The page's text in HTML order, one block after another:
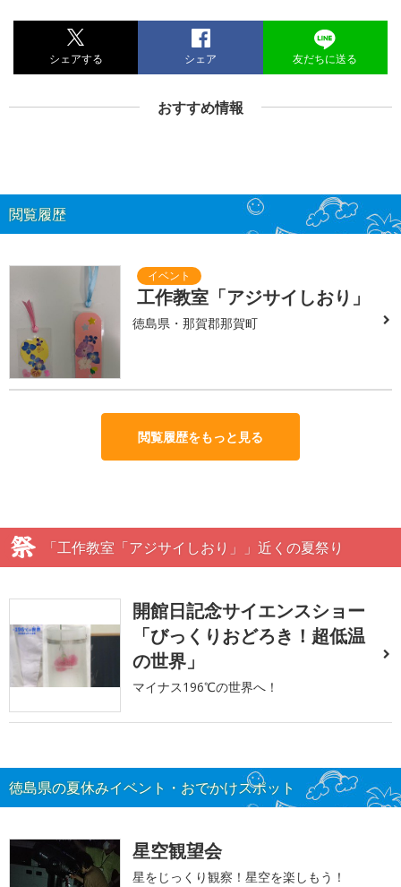
シェアする シェア 友だちに送る
おすすめ情報
閲覧履歴
工作教室「アジサイしおり」
徳島県・那賀郡那賀町
閲覧履歴をもっと見る
「工作教室「アジサイしおり」」近くの夏祭り
開館日記念サイエンスショー
「びっくりおどろき！超低温
の世界」
マイナス196℃の世界へ！
徳島県の夏休みイベント・おでかけスポット
星空観望会
星をじっくり観察！星空を楽しもう！